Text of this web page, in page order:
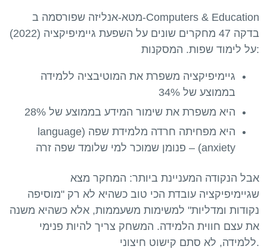
מטא-אנליזה שפורסמה ב-Computers & Education
(2022) בדקה 47 מחקרים שונים על השפעת גיימיפיקציה
על לימוד שפות. המסקנות:
גיימיפיקציה משפרת את המוטיבציה ללמידה
בממוצע של 34%
היא משפרת את שימור המידע בממוצע של 28%
היא מפחיתה חרדה מלמידת שפה (language
anxiety) – פנומן שמוכר למי שלומד שפה זרה
אבל הנקודה המעניינת ביותר: המחקר מצא
שגיימיפיקציה עובדת הכי טוב כשהיא לא רק "מוסיפה
נקודות ומדליות" למשימות משעממות, אלא כשהיא משנה
את עצם חווית הלמידה. המשחק צריך להיות פנימי
ללמידה, לא סתם קישוט חיצוני.